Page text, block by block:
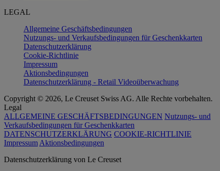
LEGAL
Allgemeine Geschäftsbedingungen
Nutzungs- und Verkaufsbedingungen für Geschenkkarten
Datenschutzerklärung
Cookie-Richtlinie
Impressum
Aktionsbedingungen
Datenschutzerklärung - Retail Videoüberwachung
Copyright © 2026, Le Creuset Swiss AG. Alle Rechte vorbehalten.
Legal
ALLGEMEINE GESCHÄFTSBEDINGUNGEN Nutzungs- und
Verkaufsbedingungen für Geschenkkarten
DATENSCHUTZERKLÄRUNG COOKIE-RICHTLINIE
Impressum Aktionsbedingungen
Datenschutz­erklärung von Le Creuset